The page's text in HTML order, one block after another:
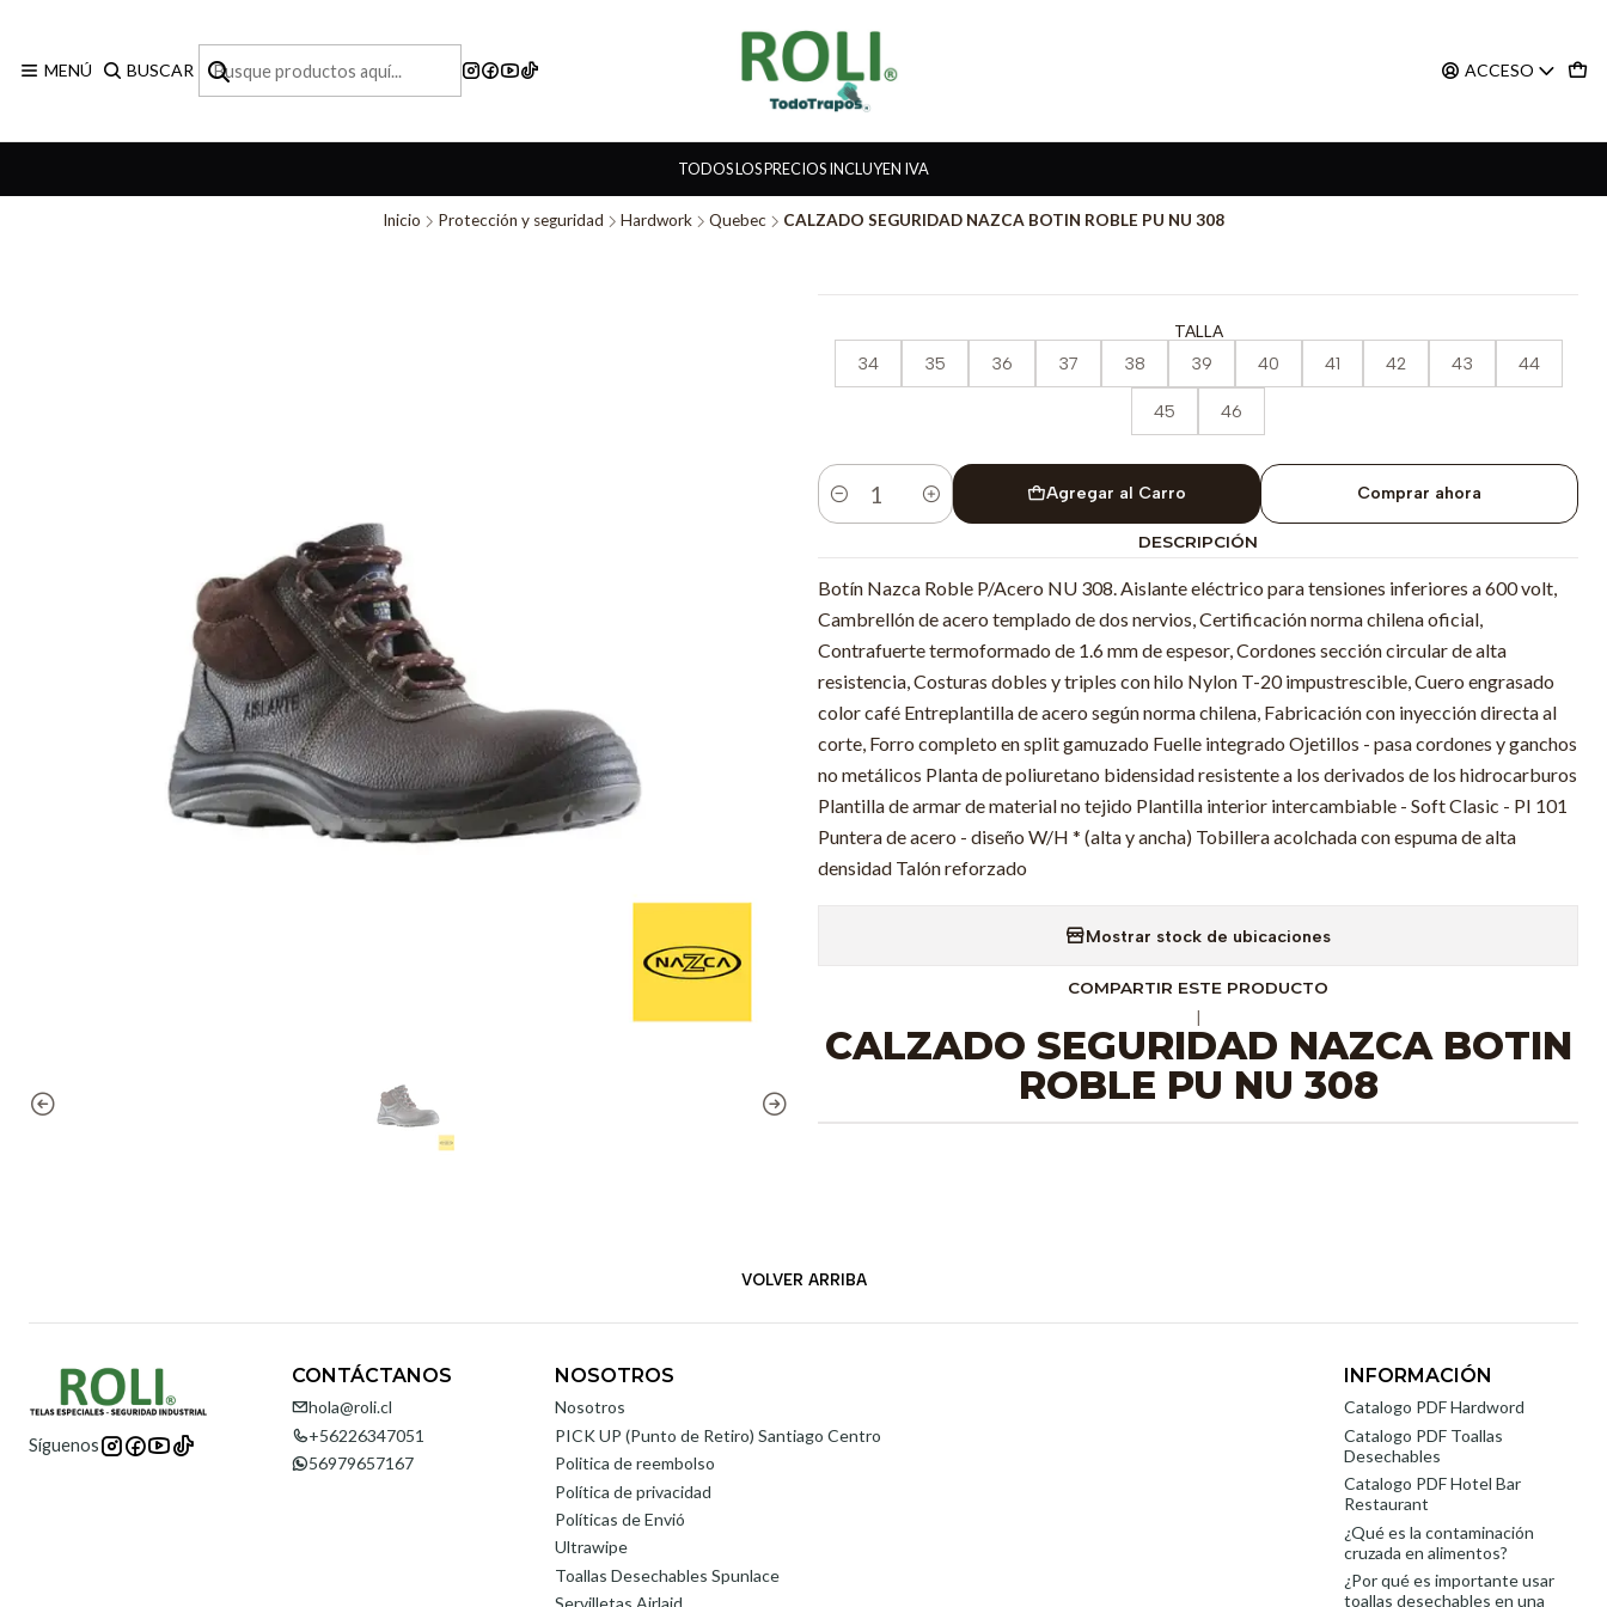
MENÚ BUSCAR ACCESO
TODOS LOS PRECIOS INCLUYEN IVA
Inicio Protección y seguridad Hardwork Quebec CALZADO SEGURIDAD NAZCA BOTIN ROBLE PU NU 308
TALLA
34 35 36 37 38 39 40 41 42 43 44
45 46
Cantidad
Agregar al Carro Comprar ahora
DESCRIPCIÓN
Botín Nazca Roble P/Acero NU 308. Aislante eléctrico para tensiones inferiores a 600 volt,
Cambrellón de acero templado de dos nervios, Certificación norma chilena oficial,
Contrafuerte termoformado de 1.6 mm de espesor, Cordones sección circular de alta
resistencia, Costuras dobles y triples con hilo Nylon T-20 impustrescible, Cuero engrasado
color café Entreplantilla de acero según norma chilena, Fabricación con inyección directa al
corte, Forro completo en split gamuzado Fuelle integrado Ojetillos - pasa cordones y ganchos
no metálicos Planta de poliuretano bidensidad resistente a los derivados de los hidrocarburos
Plantilla de armar de material no tejido Plantilla interior intercambiable - Soft Clasic - PI 101
Puntera de acero - diseño W/H * (alta y ancha) Tobillera acolchada con espuma de alta
densidad Talón reforzado
Mostrar stock de ubicaciones
COMPARTIR ESTE PRODUCTO
CALZADO SEGURIDAD NAZCA BOTIN
ROBLE PU NU 308
VOLVER ARRIBA
Síguenos
CONTÁCTANOS
hola@roli.cl
+56226347051
56979657167
NOSOTROS
Nosotros
PICK UP (Punto de Retiro) Santiago Centro
Politica de reembolso
Política de privacidad
Políticas de Envió
Ultrawipe
Toallas Desechables Spunlace
Servilletas Airlaid
INFORMACIÓN
Catalogo PDF Hardword
Catalogo PDF Toallas
Desechables
Catalogo PDF Hotel Bar
Restaurant
¿Qué es la contaminación
cruzada en alimentos?
¿Por qué es importante usar
toallas desechables en una